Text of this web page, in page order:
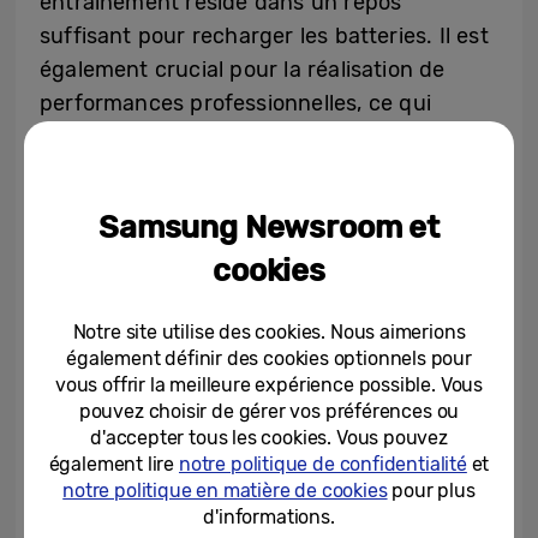
suffisant pour recharger les batteries. Il est
également crucial pour la réalisation de
performances professionnelles, ce qui
Davy Moons, Marketing Manager Mobile chez
la gamme Samsung Galaxy vise à combiner
une productivité et une détente maximales
afin que l’utilisateur puisse facilement
passer d’un mode à l’autre. Aujourd’hui
nous travaillons et nous nous relaxons
différemment, la technologie mobile joue un
Samsung Newsroom et
cookies
Notre site utilise des cookies. Nous aimerions
également définir des cookies optionnels pour
vous offrir la meilleure expérience possible. Vous
pouvez choisir de gérer vos préférences ou
d'accepter tous les cookies. Vous pouvez
également lire notre politique de confidentialitéet
notre politique en matière de cookiespour plus
d'informations.